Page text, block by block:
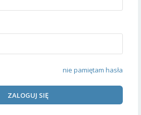
nie pamiętam hasła
ZALOGUJ SIĘ